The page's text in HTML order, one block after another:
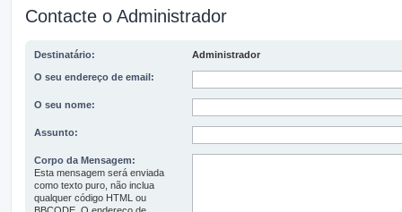
Contacte o Administrador
Destinatário: Administrador
O seu endereço de email:
O seu nome:
Assunto:
Corpo da Mensagem:
Esta mensagem será enviada
como texto puro, não inclua
qualquer código HTML ou
BBCODE. O endereço de